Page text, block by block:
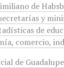
de
y
de
comercio,
de Guadalupe